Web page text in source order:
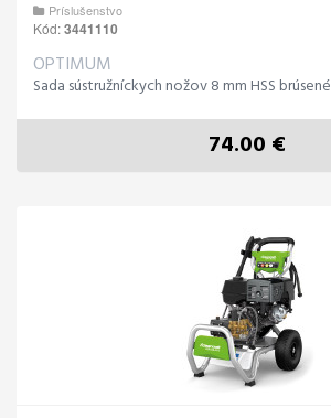
Príslušenstvo
Kód:3441110
OPTIMUM
Sada sústružníckych nožov 8 mm HSS brúsené
74.00 €